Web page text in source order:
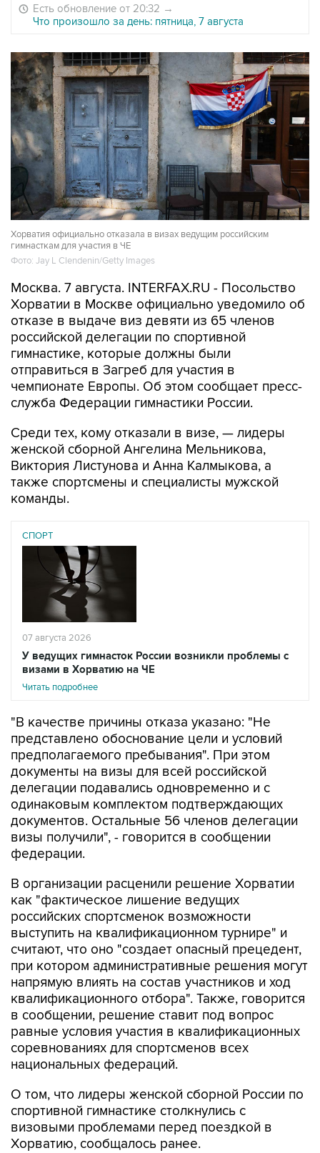
Есть обновление от 20:32 →
Что произошло за день: пятница, 7 августа
Хорватия официально отказала в визах ведущим российским
гимнасткам для участия в ЧЕ
Фото: Jay L Clendenin/Getty Images
Москва. 7 августа. INTERFAX.RU - Посольство
Хорватии в Москве официально уведомило об
отказе в выдаче виз девяти из 65 членов
российской делегации по спортивной
гимнастике, которые должны были
отправиться в Загреб для участия в
чемпионате Европы. Об этом сообщает пресс-
служба Федерации гимнастики России.
Среди тех, кому отказали в визе, — лидеры
женской сборной Ангелина Мельникова,
Виктория Листунова и Анна Калмыкова, а
также спортсмены и специалисты мужской
команды.
СПОРТ
07 августа 2026
У ведущих гимнасток России возникли проблемы с
визами в Хорватию на ЧЕ
Читать подробнее
"В качестве причины отказа указано: "Не
представлено обоснование цели и условий
предполагаемого пребывания". При этом
документы на визы для всей российской
делегации подавались одновременно и с
одинаковым комплектом подтверждающих
документов. Остальные 56 членов делегации
визы получили", - говорится в сообщении
федерации.
В организации расценили решение Хорватии
как "фактическое лишение ведущих
российских спортсменок возможности
выступить на квалификационном турнире" и
считают, что оно "создает опасный прецедент,
при котором административные решения могут
напрямую влиять на состав участников и ход
квалификационного отбора". Также, говорится
в сообщении, решение ставит под вопрос
равные условия участия в квалификационных
соревнованиях для спортсменов всех
национальных федераций.
О том, что лидеры женской сборной России по
спортивной гимнастике столкнулись с
визовыми проблемами перед поездкой в
Хорватию, сообщалось ранее.